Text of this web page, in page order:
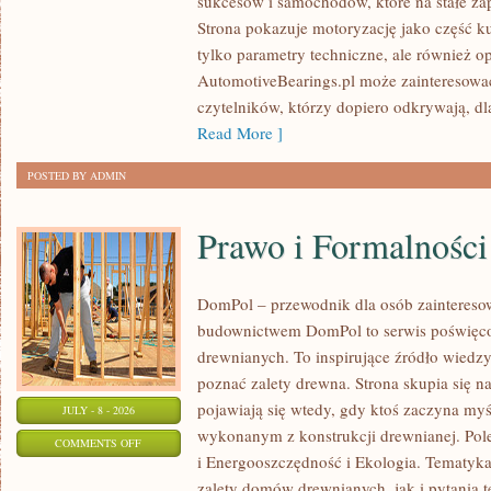
WYDARZENIA
SPOTKANIA
KLASYKÓW
Strona pokazuje motoryzację jako część
tylko parametry techniczne, ale również
AutomotiveBearings.pl może
czytelników, którzy dopiero odkrywają,
Read More ]
POSTED BY ADMIN
JULY - 8 - 2026
COMMENTS OFFON
Prawo i Formalności
DomPol – przewodnik dla osób
budownictwem DomPol to serwis
drewnianych. To inspirujące źródło
poznać zalety drewna. Strona skupia się
pojawiają się wtedy, gdy ktoś zaczyna
wykonanym z konstrukcji drewnianej.
i Energooszczędność i Ekologia.